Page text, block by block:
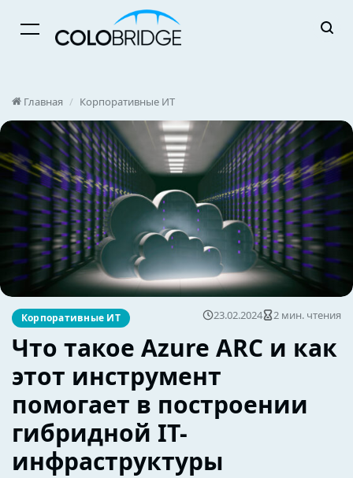
Menu
Главная / Корпоративные ИТ
Корпоративные ИТ
Что такое Azure ARC и как
этот инструмент
помогает в построении
гибридной IT-
инфраструктуры
23.02.2024 2 мин. чтения